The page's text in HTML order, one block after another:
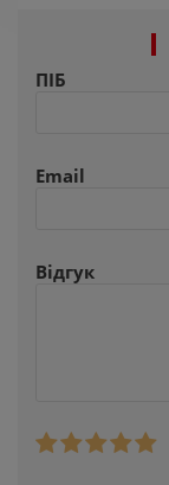
ПІБ
Email
Відгук